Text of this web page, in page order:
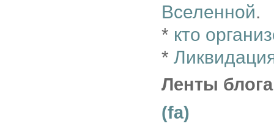
Вселенной.
* кто
*
Ленты
(fa)